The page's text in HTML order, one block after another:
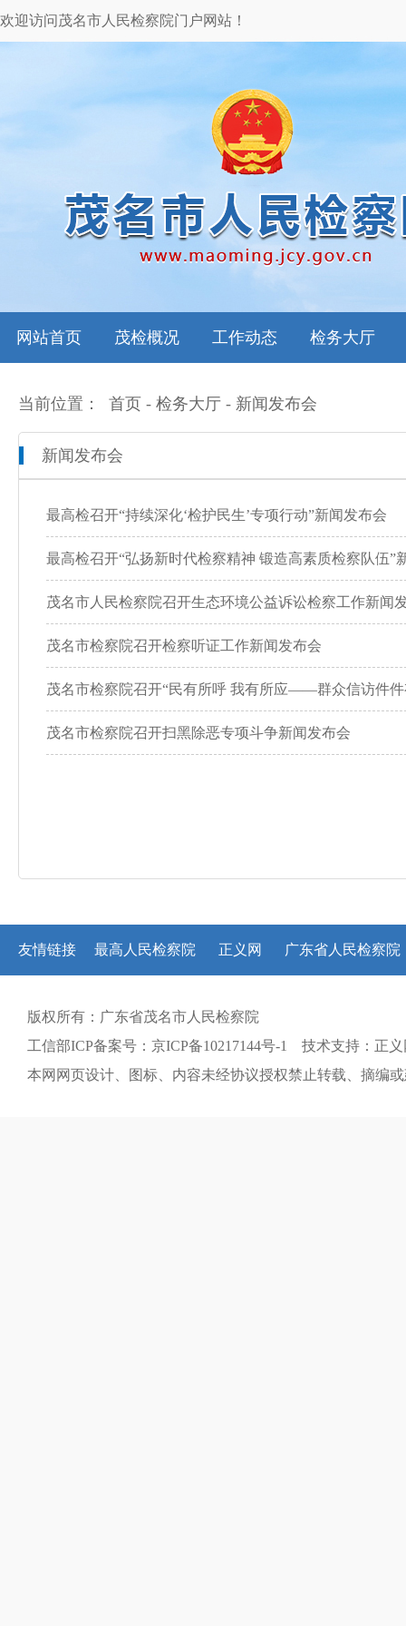
欢迎访问茂名市人民检察院门户网站！
网站首页 茂检概况
本院领导
本院概况
机构设置
联系方式
工作动态
图片新闻
媒体播报
检务大厅
检务指南
工作报告
公益诉讼
新闻发布会
当前位置： 首页 - 检务大厅 - 新闻发布会
新闻发布会
最高检召开“持续深化‘检护民生’专项行动”新闻发布会
最高检召开“弘扬新时代检察精神 锻造高素质检察队伍”
茂名市人民检察院召开生态环境公益诉讼检察工作新闻
茂名市检察院召开检察听证工作新闻发布会
茂名市检察院召开“民有所呼 我有所应——群众信访件件
茂名市检察院召开扫黑除恶专项斗争新闻发布会
友情链接 最高人民检察院 正义网 广东省人民检察院
版权所有：广东省茂名市人民检察院
工信部ICP备案号：京ICP备10217144号-1 技术支持：正义
本网网页设计、图标、内容未经协议授权禁止转载、摘编